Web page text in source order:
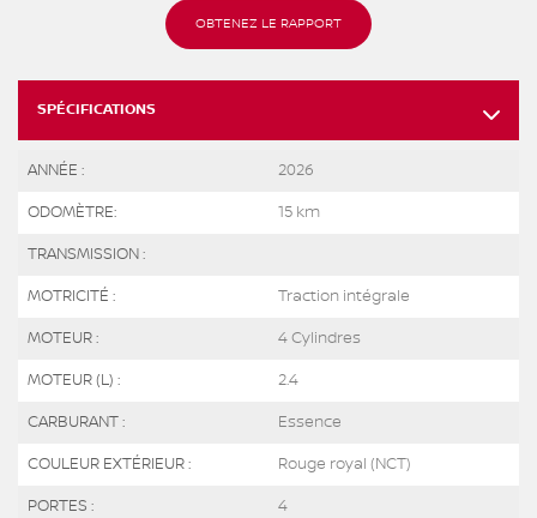
OBTENEZ LE RAPPORT
SPÉCIFICATIONS
ANNÉE : 2026
ODOMÈTRE: 15 km
TRANSMISSION :
MOTRICITÉ : Traction intégrale
MOTEUR : 4 Cylindres
MOTEUR (L) : 2.4
CARBURANT : Essence
COULEUR EXTÉRIEUR : Rouge royal (NCT)
PORTES : 4